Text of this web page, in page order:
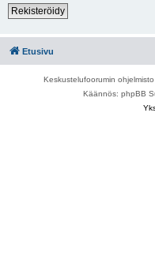
Rekisteröidy
Etusivu
Keskustelufoorumin ohjelmisto
Käännös: phpBB